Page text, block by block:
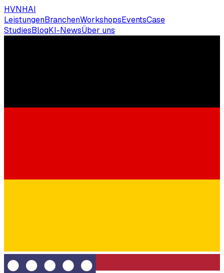
HVNHAI
LeistungenBranchenWorkshopsEventsCase
StudiesBlogKI-NewsÜber uns